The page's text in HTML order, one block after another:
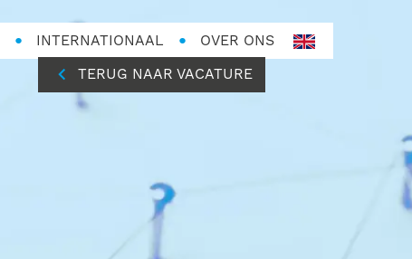
INTERNATIONAAL OVER ONS
en-
GB
TERUG NAAR VACATURE